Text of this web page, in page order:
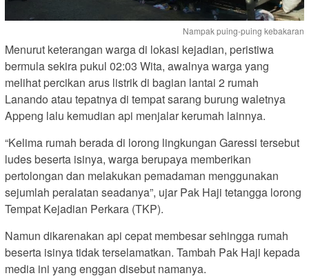
Nampak puing-puing kebakaran
Menurut keterangan warga di lokasi kejadian, peristiwa
bermula sekira pukul 02:03 Wita, awalnya warga yang
melihat percikan arus listrik di bagian lantai 2 rumah
Lanando atau tepatnya di tempat sarang burung waletnya
Appeng lalu kemudian api menjalar kerumah lainnya.
“Kelima rumah berada di lorong lingkungan Garessi tersebut
ludes beserta isinya, warga berupaya memberikan
pertolongan dan melakukan pemadaman menggunakan
sejumlah peralatan seadanya”, ujar Pak Haji tetangga lorong
Tempat Kejadian Perkara (TKP).
Namun dikarenakan api cepat membesar sehingga rumah
beserta isinya tidak terselamatkan. Tambah Pak Haji kepada
media ini yang enggan disebut namanya.